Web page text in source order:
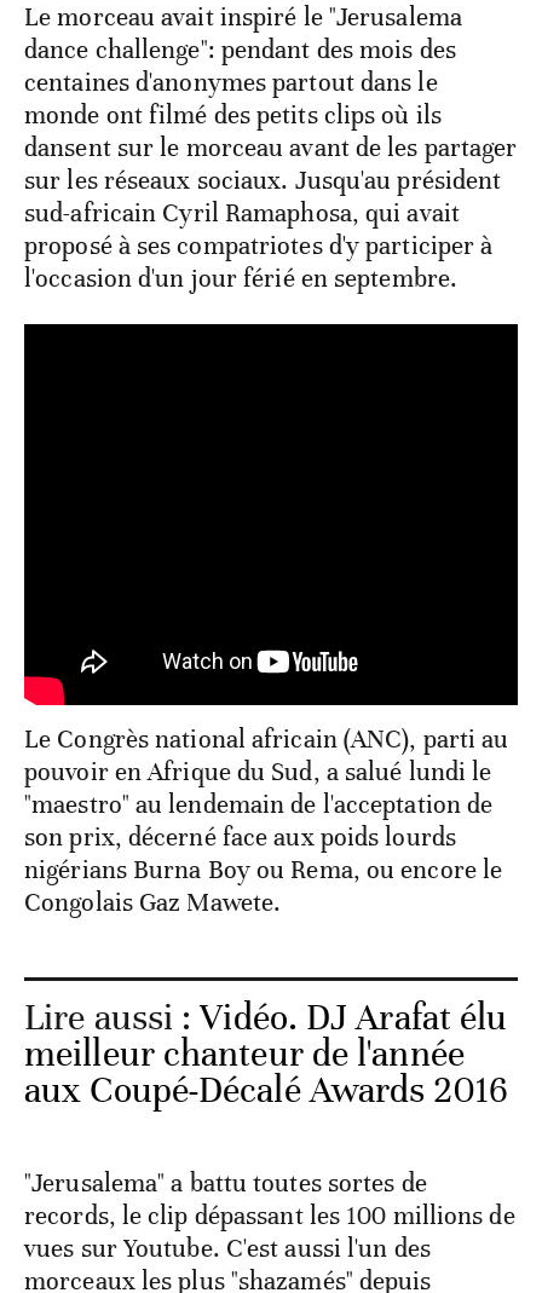
Le morceau avait inspiré le "Jerusalema
dance challenge": pendant des mois des
centaines d'anonymes partout dans le
monde ont filmé des petits clips où ils
dansent sur le morceau avant de les partager
sur les réseaux sociaux. Jusqu'au président
sud-africain Cyril Ramaphosa, qui avait
proposé à ses compatriotes d'y participer à
l'occasion d'un jour férié en septembre.
Le Congrès national africain (ANC), parti au
pouvoir en Afrique du Sud, a salué lundi le
"maestro" au lendemain de l'acceptation de
son prix, décerné face aux poids lourds
nigérians Burna Boy ou Rema, ou encore le
Congolais Gaz Mawete.
Lire aussi :Vidéo. DJ Arafat élu
meilleur chanteur de l'année
aux Coupé-Décalé Awards 2016
"Jerusalema" a battu toutes sortes de
records, le clip dépassant les 100 millions de
vues sur Youtube. C'est aussi l'un des
morceaux les plus "shazamés" depuis